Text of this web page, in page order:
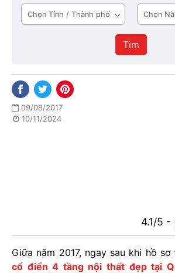
tầng
1
Tỉnh
/
Năm
thực
hiện
Tìm
09/08/2017
10/11/2024
4.1/5 -
Giữa năm 2017, ngay sau khi hồ sơ
cổ điển 4 tầng nội thất đẹp tại